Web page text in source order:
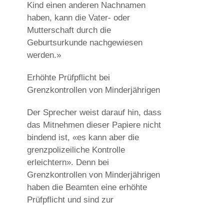
Kind einen anderen Nachnamen
haben, kann die Vater- oder
Mutterschaft durch die
Geburtsurkunde nachgewiesen
werden.»
Erhöhte Prüfpflicht bei
Grenzkontrollen von Minderjährigen
Der Sprecher weist darauf hin, dass
das Mitnehmen dieser Papiere nicht
bindend ist, «es kann aber die
grenzpolizeiliche Kontrolle
erleichtern». Denn bei
Grenzkontrollen von Minderjährigen
haben die Beamten eine erhöhte
Prüfpflicht und sind zur